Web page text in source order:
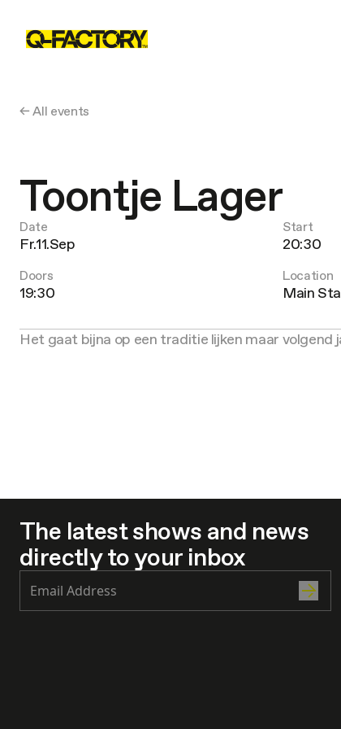
← All events
Toontje Lager
Date
Fr.11.Sep
Start
20:30
Doors
19:30
Location
Main
Het gaat bijna op een traditie lijken maar
The latest shows and news
directly to your inbox